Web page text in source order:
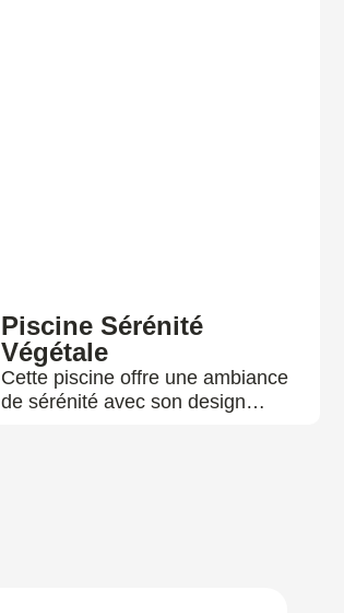
Piscine Sérénité
Végétale
Cette piscine offre une ambiance
de sérénité avec son design…